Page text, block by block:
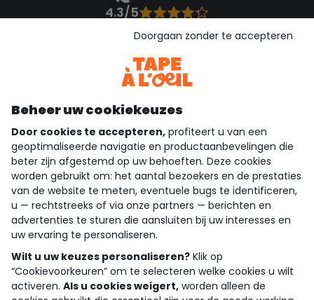
4.3/5
Bekijk de vertrouwensverklaring
Download onze applicatie
Ontdek onze applicatie
wie zijn we?
hulp nodig
loyalty club
onze catalogus
Beheer uw cookiekeuzes
Door cookies te accepteren, profiteert u van een
geoptimaliseerde navigatie en productaanbevelingen die
beter zijn afgestemd op uw behoeften. Deze cookies
worden gebruikt om: het aantal bezoekers en de prestaties
van de website te meten, eventuele bugs te identificeren,
u — rechtstreeks of via onze partners — berichten en
advertenties te sturen die aansluiten bij uw interesses en
uw ervaring te personaliseren.
Wilt u uw keuzes personaliseren? Klik op
“Cookievoorkeuren” om te selecteren welke cookies u wilt
activeren. Als u cookies weigert, worden alleen de
Doorgaan zonder te accepteren